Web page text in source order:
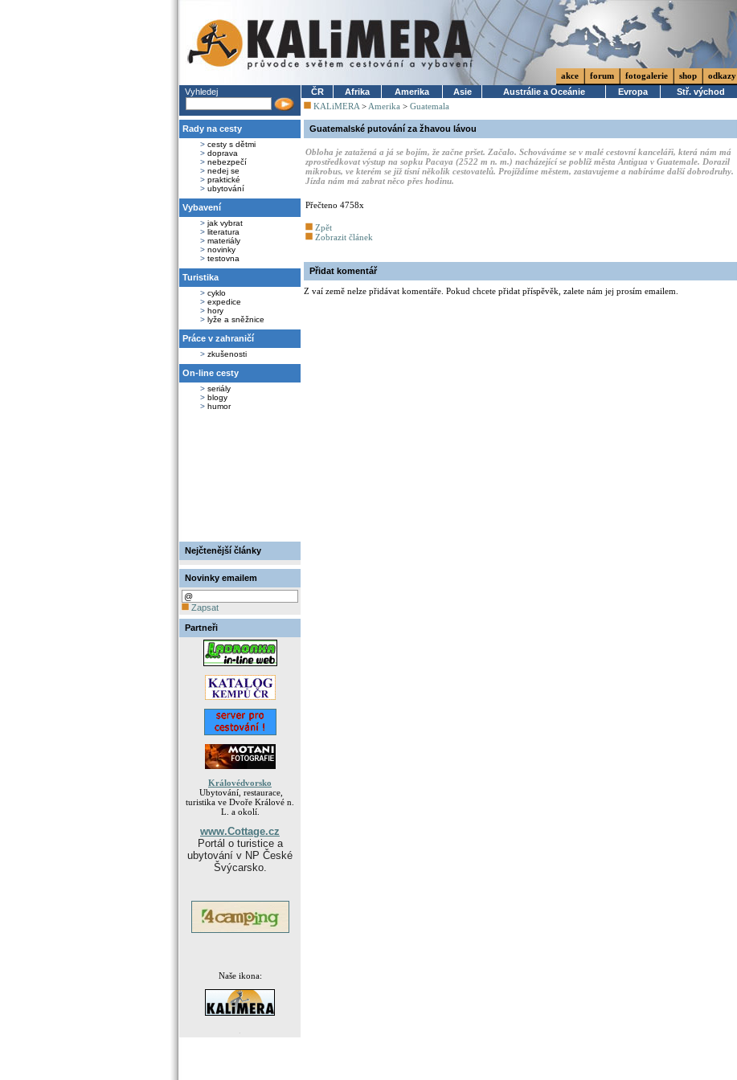
Vyhledej
Rady na cesty
> cesty s dětmi
> doprava
> nebezpečí
> nedej se
> praktické
> ubytování
Vybavení
> jak vybrat
> literatura
> materiály
> novinky
> testovna
Turistika
> cyklo
> expedice
> hory
> lyže a sněžnice
Práce v zahraničí
> zkušenosti
On-line cesty
> seriály
> blogy
> humor
Nejčtenější články
Novinky emailem
Zapsat
Partneři
Královédvorsko
Ubytování, restaurace,
turistika ve Dvoře Králové n.
L. a okolí.
www.Cottage.cz
Portál o turistice a
ubytování v NP České
Švýcarsko.
Naše ikona:
akce forum fotogalerie shop
odkazy
ČR
Afrika Amerika Asie Austrálie a Oceánie Evropa
Stř. východ
KALiMERA > Amerika > Guatemala
Guatemalské putování za žhavou lávou
Obloha je zatažená a já se bojím, že začne pršet. Začalo. Schováváme se v malé cestovní kanceláři, která nám má
zprostředkovat výstup na sopku Pacaya (2522 m n. m.) nacházející se poblíž města Antigua v Guatemale. Dorazil
mikrobus, ve kterém se již tísní několik cestovatelů. Projíždíme městem, zastavujeme a nabíráme další dobrodruhy.
Jízda nám má zabrat něco přes hodinu.
Přečteno 4758x
Zpět
Zobrazit článek
Přidat komentář
Z vaí země nelze přidávat komentáře. Pokud chcete přidat příspěvěk, zalete nám jej prosím emailem.